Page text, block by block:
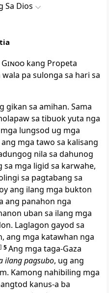
Sa Dios
Ginoo kang Propeta
pa sulonga sa hari sa
gikan sa amihan. Sama
sa tibuok yuta nga
lungsod ug mga
mga tawo sa kalisang
nila sa dahunog
sa mga ligid sa karwahe,
sa pagtabang sa
ang ilang mga bukton
ang panahon nga
uban sa ilang mga
Laglagon gayod sa
ang mga katawhan nga
] 5Ang mga taga-Gaza
ilang pagsubo, ug ang
Kamong nahibiling mga
kanus-a ba